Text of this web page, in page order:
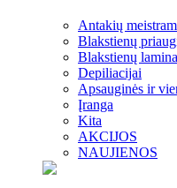
Antakių
Blakstienų
Blakstienų
Depiliacijai
Apsauginės ir
Įranga
Kita
AKCIJOS
NAUJIENOS